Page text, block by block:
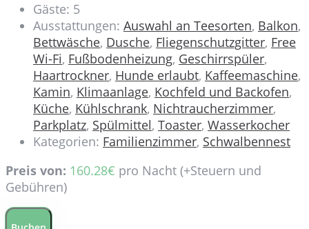
Gäste: 5
Ausstattungen: Auswahl an Teesorten, Balkon,
Bettwäsche, Dusche, Fliegenschutzgitter, Free
Wi-Fi, Fußbodenheizung, Geschirrspüler,
Haartrockner, Hunde erlaubt, Kaffeemaschine,
Kamin, Klimaanlage, Kochfeld und Backofen,
Küche, Kühlschrank, Nichtraucherzimmer,
Parkplatz, Spülmittel, Toaster, Wasserkocher
Kategorien: Familienzimmer, Schwalbennest
Preis von: 160.28€ pro Nacht (+Steuern und
Gebühren)